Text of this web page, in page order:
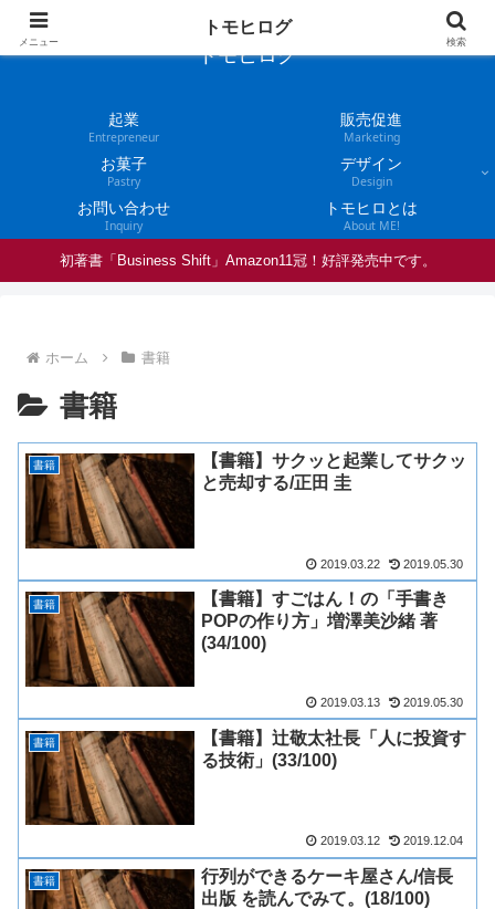
トモヒログ
起業
Entrepreneur
販売促進
Marketing
お菓子
Pastry
デザイン
Desigin
お問い合わせ
Inquiry
トモヒロとは
About ME!
初著書「Business Shift」Amazon11冠！好評発売中です。
ホーム 書籍
書籍
書籍
【書籍】サクッと起業してサクッ
と売却する/正田 圭
2019.03.22 2019.05.30
書籍
【書籍】すごはん！の「手書き
POPの作り方」増澤美沙緒 著
(34/100)
2019.03.13 2019.05.30
書籍
【書籍】辻敬太社長「人に投資す
る技術」(33/100)
2019.03.12 2019.12.04
書籍
行列ができるケーキ屋さん/信長
出版 を読んでみて。(18/100)
メニュー
トモヒログ
検索